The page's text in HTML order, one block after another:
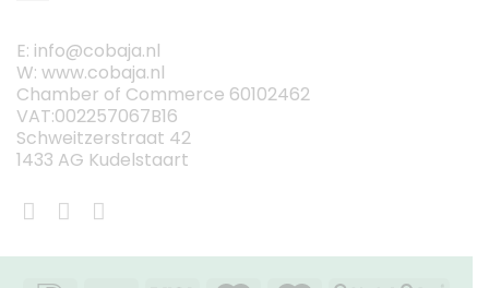
E: info@cobaja.nl
W: www.cobaja.nl
Chamber of Commerce 60102462
VAT:002257067B16
Schweitzerstraat 42
1433 AG Kudelstaart